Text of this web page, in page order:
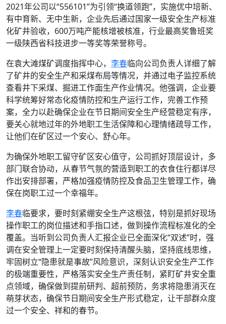
2021年公司以“556101”为引领“换道领跑”，实施优中培新、
有中育新、无中生新，企业先后通过国家一级安全生产标准
化矿井验收，600万吨产能核增被核准，行业最高奖鲁班奖
一级陕西省科技进步一等奖等荣誉称号。
在袁大滩煤矿调度指挥中心， 李春临向公司负责人详细了解
了矿井的安全生产和采煤布局等情况，并通过电子监控系统
查看井下采煤、掘进工作面生产作业情况。他强调，企业要
科学统筹好常态化疫情防控和生产运行工作，完善工作预
案，全力以赴确保企业在节日期间安全生产经营稳定有序，
要关心就地过年的外地职工生活保障和心理情绪疏导工作，
让他们在矿区过一个安心、舒心年。
为确保外地职工留守矿区安心值守，公司抓好顶层设计，多
部门联合协动，从春节气氛的营造到职工的衣食住行都详尽
作出安排部署，严格加强疫情防控及食品卫生管理工作，确
保在岗职工过一个幸福年。
李春临要求，要时刻紧绷安全生产这根弦，特别是抓好现场
操作职工的岗位描述和手指口述，做到操作流程标准化的全
覆盖。当听到公司负责人汇报企业已全面深化“双述”时，强
调在安全管理上一定要时刻保持清醒头脑，坚持底线思维，
牢固树立“隐患就是事故”风险意识，深刻认识安全生产工作
的极端重要性，严格落实安全生产责任制，紧盯矿井安全重
点领域，确保做到提前研判、超前预防，务求将隐患消灭在
萌芽状态，确保节日期间安全生产形式稳定，让干部群众度
过一个安全、祥和的春节。